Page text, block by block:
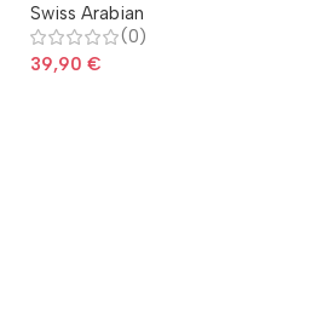
Swiss Arabian
(0)
39,90 €